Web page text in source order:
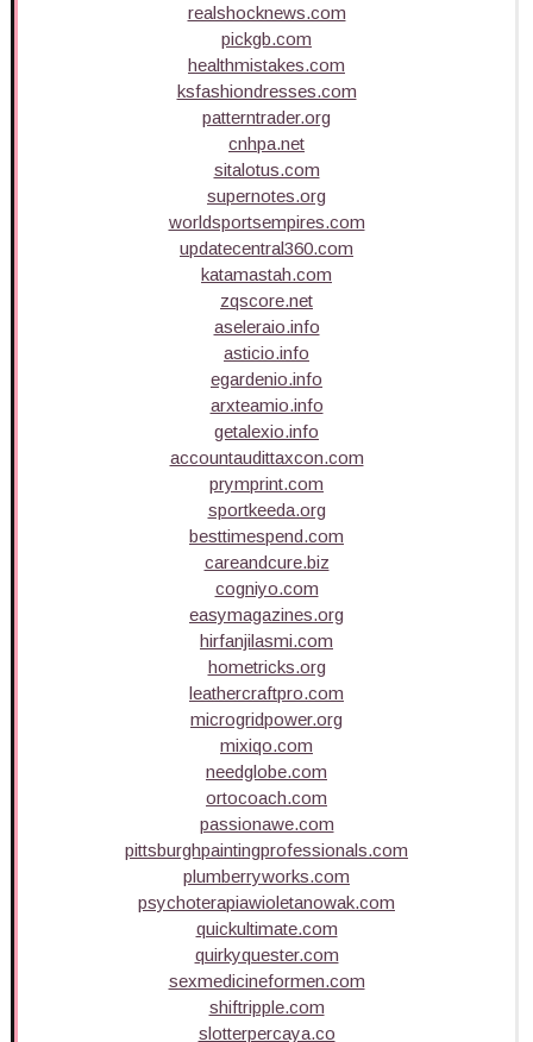
realshocknews.com
pickgb.com
healthmistakes.com
ksfashiondresses.com
patterntrader.org
cnhpa.net
sitalotus.com
supernotes.org
worldsportsempires.com
updatecentral360.com
katamastah.com
zqscore.net
aseleraio.info
asticio.info
egardenio.info
arxteamio.info
getalexio.info
accountaudittaxcon.com
prymprint.com
sportkeeda.org
besttimespend.com
careandcure.biz
cogniyo.com
easymagazines.org
hirfanjilasmi.com
hometricks.org
leathercraftpro.com
microgridpower.org
mixiqo.com
needglobe.com
ortocoach.com
passionawe.com
pittsburghpaintingprofessionals.com
plumberryworks.com
psychoterapiawioletanowak.com
quickultimate.com
quirkyquester.com
sexmedicineformen.com
shiftripple.com
slotterpercaya.co